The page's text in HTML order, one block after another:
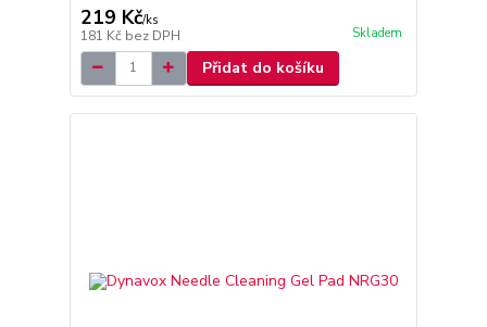
219 Kč/ks
181 Kč bez DPH Skladem
Přidat do košíku